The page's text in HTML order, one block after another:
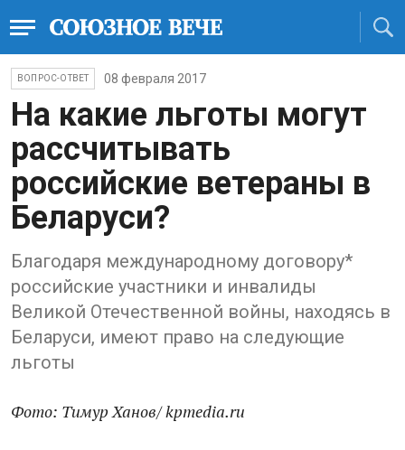
ВОПРОС-ОТВЕТ 08 февраля 2017
На какие льготы могут
рассчитывать
российские ветераны в
Беларуси?
Благодаря международному договору*
российские участники и инвалиды
Великой Отечественной войны, находясь в
Беларуси, имеют право на следующие
льготы
Фото: Тимур Ханов/ kpmedia.ru